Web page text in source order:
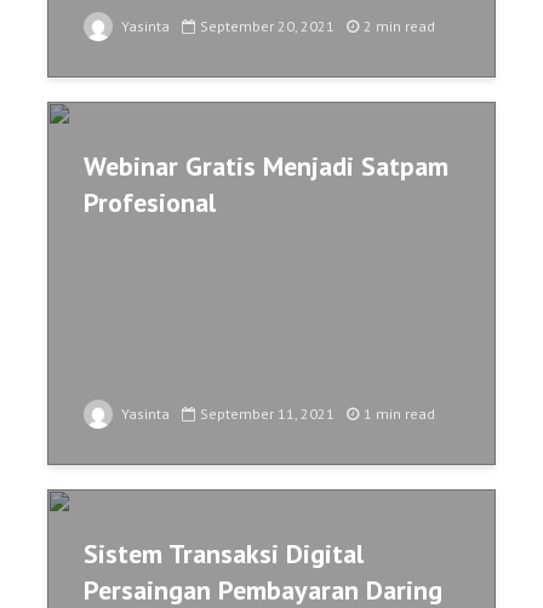
Yasinta September 20, 2021 2 min read
Webinar Gratis Menjadi Satpam
Profesional
Yasinta September 11, 2021 1 min read
Sistem Transaksi Digital
Persaingan Pembayaran Daring